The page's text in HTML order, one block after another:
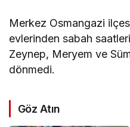
Merkez Osmangazi
evlerinden sabah
Zeynep, Meryem ve
dönmedi.
Göz Atın